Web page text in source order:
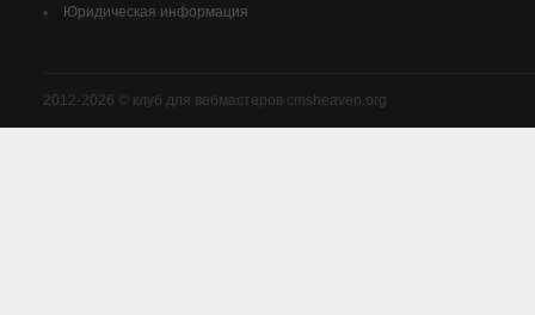
Юридическая информация
2012-2026 © клуб для вебмастеров cmsheaven.org